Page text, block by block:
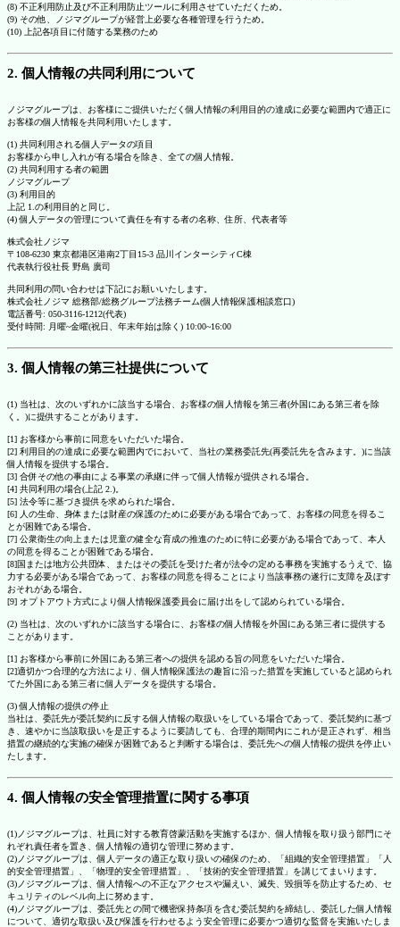
(8) 不正利用防止及び不正利用防止ツールに利用させていただくため。
(9) その他、ノジマグループが経営上必要な各種管理を行うため。
(10) 上記各項目に付随する業務のため
2. 個人情報の共同利用について
ノジマグループは、お客様にご提供いただく個人情報の利用目的の達成に必要な範囲内で適正に
お客様の個人情報を共同利用いたします。
(1) 共同利用される個人データの項目
お客様から申し入れが有る場合を除き、全ての個人情報。
(2) 共同利用する者の範囲
ノジマグループ
(3) 利用目的
上記 1.の利用目的と同じ。
(4) 個人データの管理について責任を有する者の名称、住所、代表者等
株式会社ノジマ
〒108-6230 東京都港区港南2丁目15-3 品川インターシティC棟
代表執行役社長 野島 廣司
共同利用の問い合わせは下記にお願いいたします。
株式会社ノジマ 総務部/総務グループ法務チーム(個人情報保護相談窓口)
電話番号: 050-3116-1212(代表)
受付時間: 月曜~金曜(祝日、年末年始は除く) 10:00~16:00
3. 個人情報の第三社提供について
(1) 当社は、次のいずれかに該当する場合、お客様の個人情報を第三者(外国にある第三者を除
く。)に提供することがあります。
[1] お客様から事前に同意をいただいた場合。
[2] 利用目的の達成に必要な範囲内でにおいて、当社の業務委託先(再委託先を含みます。)に当該
個人情報を提供する場合。
[3] 合併その他の事由による事業の承継に伴って個人情報が提供される場合。
[4] 共同利用の場合(上記 2.)。
[5] 法令等に基づき提供を求められた場合。
[6] 人の生命、身体または財産の保護のために必要がある場合であって、お客様の同意を得るこ
とが困難である場合。
[7] 公衆衛生の向上または児童の健全な育成の推進のために特に必要がある場合であって、本人
の同意を得ることが困難である場合。
[8]国または地方公共団体、またはその委託を受けた者が法令の定める事務を実施するうえで、協
力する必要がある場合であって、お客様の同意を得ることにより当該事務の遂行に支障を及ぼす
おそれがある場合。
[9] オプトアウト方式により個人情報保護委員会に届け出をして認められている場合。
(2) 当社は、次のいずれかに該当する場合に、お客様の個人情報を外国にある第三者に提供する
ことがあります。
[1] お客様から事前に外国にある第三者への提供を認める旨の同意をいただいた場合。
[2]適切かつ合理的な方法により、個人情報保護法の趣旨に沿った措置を実施していると認められ
てた外国にある第三者に個人データを提供する場合。
(3) 個人情報の提供の停止
当社は、委託先が委託契約に反する個人情報の取扱いをしている場合であって、委託契約に基づ
き、速やかに当該取扱いを是正するように要請しても、合理的期間内にこれが是正されず、相当
措置の継続的な実施の確保が困難であると判断する場合は、委託先への個人情報の提供を停止い
たします。
4. 個人情報の安全管理措置に関する事項
(1)ノジマグループは、社員に対する教育啓蒙活動を実施するほか、個人情報を取り扱う部門にそ
れぞれ責任者を置き、個人情報の適切な管理に努めます。
(2)ノジマグループは、個人データの適正な取り扱いの確保のため、「組織的安全管理措置」「人
的安全管理措置」、「物理的安全管理措置」、「技術的安全管理措置」を講じてまいります。
(3)ノジマグループは、個人情報への不正なアクセスや漏えい、滅失、毀損等を防止するため、セ
キュリティのレベル向上に努めます。
(4)ノジマグループは、委託先との間で機密保持条項を含む委託契約を締結し、委託した個人情報
について、適切な取扱い及び保護を行わせるよう安全管理に必要かつ適切な監督を実施いたしま